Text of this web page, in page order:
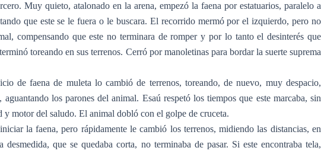
Muy quieto, atalonado en la arena, empezó la faena por estatuarios, paralelo a
que este se le fuera o le buscara. El recorrido mermó por el izquierdo, pero no
compensando que este no terminara de romper y por lo tanto el desinterés que
toreando en sus terrenos. Cerró por manoletinas para bordar la suerte suprema
de faena de muleta lo cambió de terrenos, toreando, de nuevo, muy despacio,
los parones del animal. Esaú respetó los tiempos que este marcaba, sin
y motor del saludo. El animal dobló con el golpe de cruceta.
la faena, pero rápidamente le cambió los terrenos, midiendo las distancias, en
que se quedaba corta, no terminaba de pasar. Si este encontraba tela,